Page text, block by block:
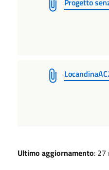
Ultimo aggiornamento: 27